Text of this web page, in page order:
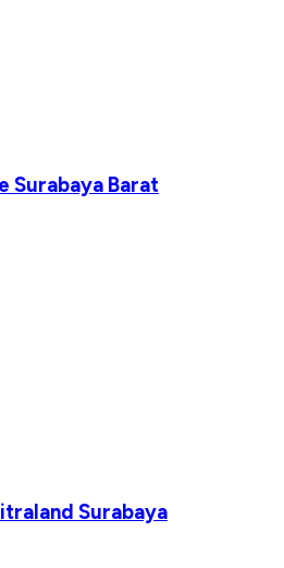
Surabaya Barat
Surabaya